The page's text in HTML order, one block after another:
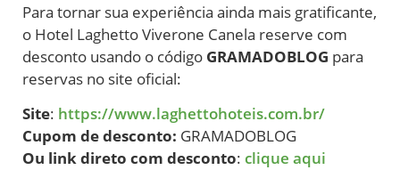
Para tornar sua experiência ainda mais gratificante,
o Hotel Laghetto Viverone Canela reserve com
desconto usando o código GRAMADOBLOG para
reservas no site oficial:
Site: https://www.laghettohoteis.com.br/
Cupom de desconto: GRAMADOBLOG
Ou link direto com desconto: clique aqui